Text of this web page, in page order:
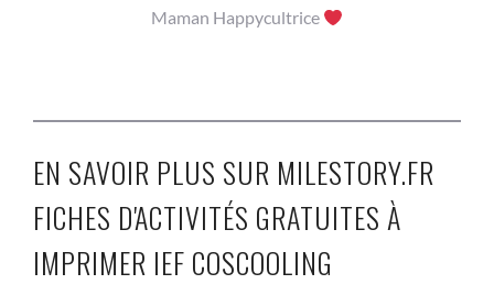
Maman Happycultrice
EN SAVOIR PLUS SUR MILESTORY.FR
FICHES D'ACTIVITÉS GRATUITES À
IMPRIMER IEF COSCOOLING